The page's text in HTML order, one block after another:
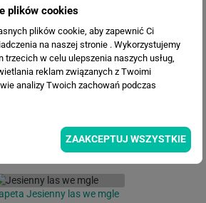
Tajemniczy Las
Jesienny las we mgle
plików cookies
plików cookie, aby zapewnić Ci
na naszej stronie . Wykorzystujemy
w celu ulepszenia naszych usług,
reklam związanych z Twoimi
analizy Twoich zachowań podczas
ZAAKCEPTUJ WSZYSTKIE